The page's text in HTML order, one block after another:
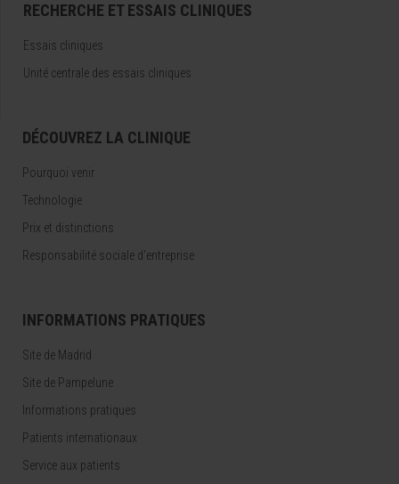
RECHERCHE ET ESSAIS CLINIQUES
Essais cliniques
Unité centrale des essais cliniques
DÉCOUVREZ LA CLINIQUE
Pourquoi venir
Technologie
Prix et distinctions
Responsabilité sociale d'entreprise
INFORMATIONS PRATIQUES
Site de Madrid
Site de Pampelune
Informations pratiques
Patients internationaux
Service aux patients